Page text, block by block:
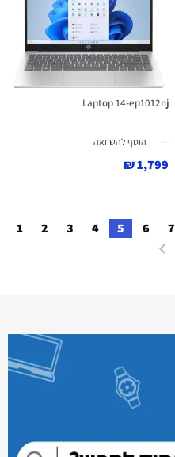
Laptop 14-ep1012nj
הוסף להשוואה
1,799 ₪
7
6
5
4
3
2
1